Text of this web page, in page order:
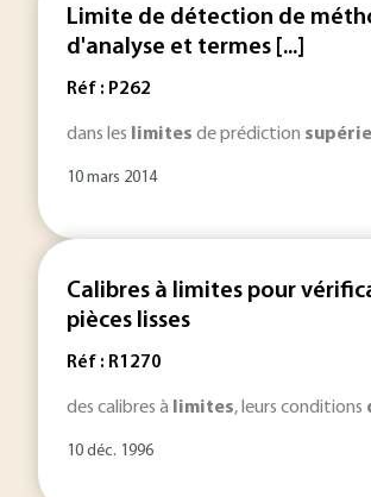
Limite de détection de
d'analyse et termes [...]
Réf : P262
dans les limites de prédiction
10 mars 2014
Calibres à limites pour
pièces lisses
Réf : R1270
des calibres à limites, leurs conditions
10 déc. 1996